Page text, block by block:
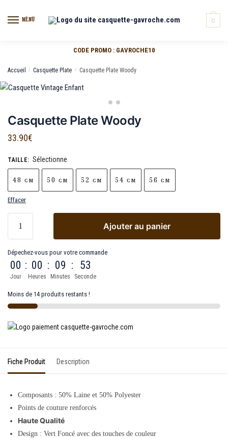
MENU 0
CODE PROMO : GAVROCHE10
Accueil / Casquette Plate / Casquette Plate Woody
Casquette Plate Woody
33.90€
TAILLE: Sélectionne
48 cm 50 cm 52 cm 54 cm 56 cm
Effacer
Ajouter au panier
Dépechez-vous pour votre commande
00
Jour
: 00
Heures
: 09
Minutes
: 53
Seconde
Moins de 14 produits restants !
Fiche Produit Description
Composants : 50% Laine et 50% Polyester
Points de couture renforcés
Haute Qualité
Design : Vert Foncé avec des touches de couleur